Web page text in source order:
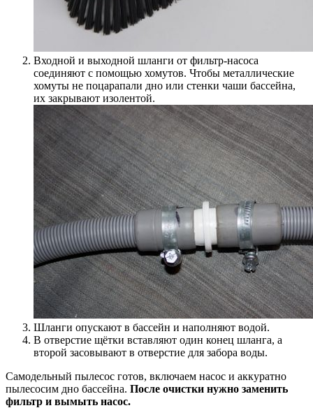
Входной и выходной шланги от фильтр-насоса
соединяют с помощью хомутов. Чтобы металлические
хомуты не поцарапали дно или стенки чаши бассейна,
их закрывают изолентой.
Шланги опускают в бассейн и наполняют водой.
В отверстие щётки вставляют один конец шланга, а
второй засовывают в отверстие для забора воды.
Самодельный пылесос готов, включаем насос и аккуратно
пылесосим дно бассейна. После очистки нужно заменить
фильтр и вымыть насос.